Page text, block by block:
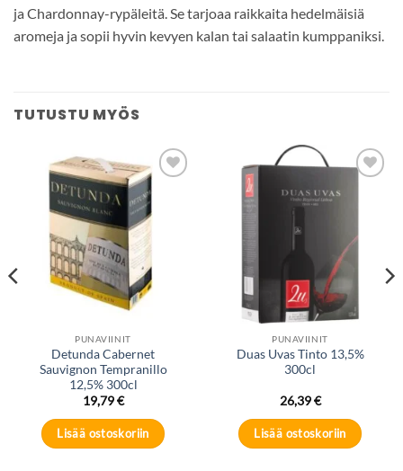
ja Chardonnay-rypäleitä. Se tarjoaa raikkaita hedelmäisiä
aromeja ja sopii hyvin kevyen kalan tai salaatin kumppaniksi.
TUTUSTU MYÖS
Add to
wishlist
PUNAVIINIT
Detunda Cabernet
Sauvignon Tempranillo
12,5% 300cl
19,79€
Lisää ostoskoriin
PUNAVIINIT
Duas Uvas Tinto 13,5%
300cl
26,39€
Lisää ostoskoriin